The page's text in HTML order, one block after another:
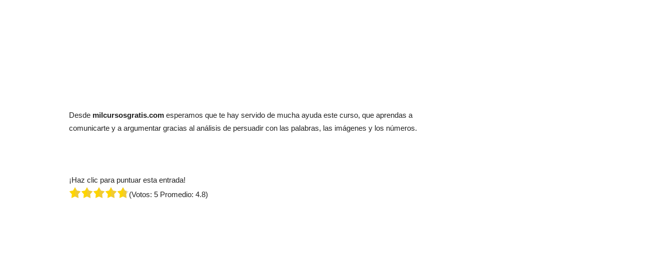
Desde milcursosgratis.com esperamos que te hay servido de mucha ayuda este curso, que aprendas a
comunicarte y a argumentar gracias al análisis de persuadir con las palabras, las imágenes y los números.
¡Haz clic para puntuar esta entrada!
(Votos: 5 Promedio: 4.8)